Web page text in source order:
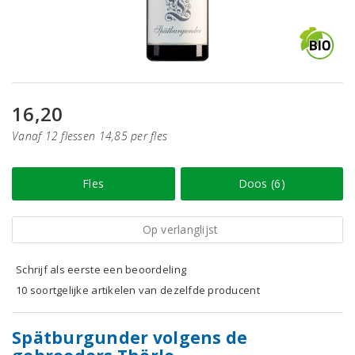
16,20
Vanaf 12 flessen 14,85 per fles
Fles Doos (6)
Op verlanglijst
Schrijf als eerste een beoordeling
10 soortgelijke artikelen van dezelfde producent
Spätburgunder volgens de